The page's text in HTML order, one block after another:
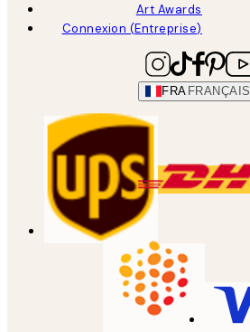
Art Awards
Connexion (Entreprise)
FRA FRANÇAIS